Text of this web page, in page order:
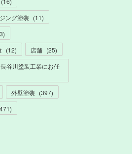
ング塗装 (11)
3)
(12) 店舗 (25)
谷川塗装工業にお任
外壁塗装 (397)
471)